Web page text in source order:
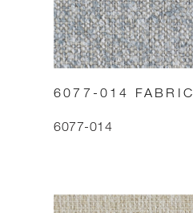
6077-014 FABRIC
6077-014